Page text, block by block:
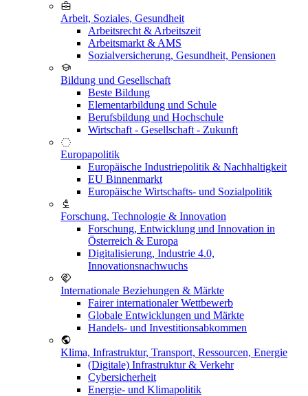
Arbeit, Soziales, Gesundheit
Arbeitsrecht & Arbeitszeit
Arbeitsmarkt & AMS
Sozialversicherung, Gesundheit, Pensionen
Bildung und Gesellschaft
Beste Bildung
Elementarbildung und Schule
Berufsbildung und Hochschule
Wirtschaft - Gesellschaft - Zukunft
Europapolitik
Europäische Industriepolitik & Nachhaltigkeit
EU Binnenmarkt
Europäische Wirtschafts- und Sozialpolitik
Forschung, Technologie & Innovation
Forschung, Entwicklung und Innovation in
Österreich & Europa
Digitalisierung, Industrie 4.0,
Innovationsnachwuchs
Internationale Beziehungen & Märkte
Fairer internationaler Wettbewerb
Globale Entwicklungen und Märkte
Handels- und Investitionsabkommen
Klima, Infrastruktur, Transport, Ressourcen, Energie
(Digitale) Infrastruktur & Verkehr
Cybersicherheit
Energie- und Klimapolitik